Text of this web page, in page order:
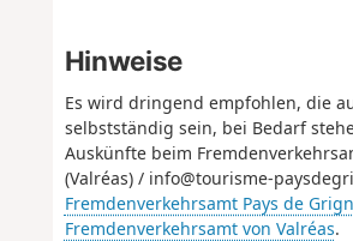
Hinweise
Es wird dringend empfohlen, die
selbstständig sein, bei Bedarf
Auskünfte beim
(Valréas) / info@tourisme-
Fremdenverkehrsamt Pays de
Fremdenverkehrsamt von Valréas.